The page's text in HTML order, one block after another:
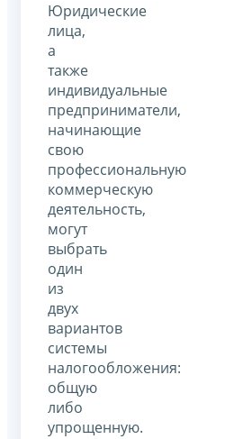
Юридические
лица,
а
также
индивидуальные
предприниматели,
начинающие
свою
профессиональную
коммерческую
деятельность,
могут
выбрать
один
из
двух
вариантов
системы
налогообложения:
общую
либо
упрощенную.